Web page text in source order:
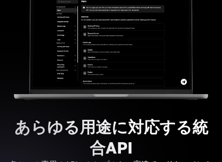
あらゆる用途に対応する統
合API